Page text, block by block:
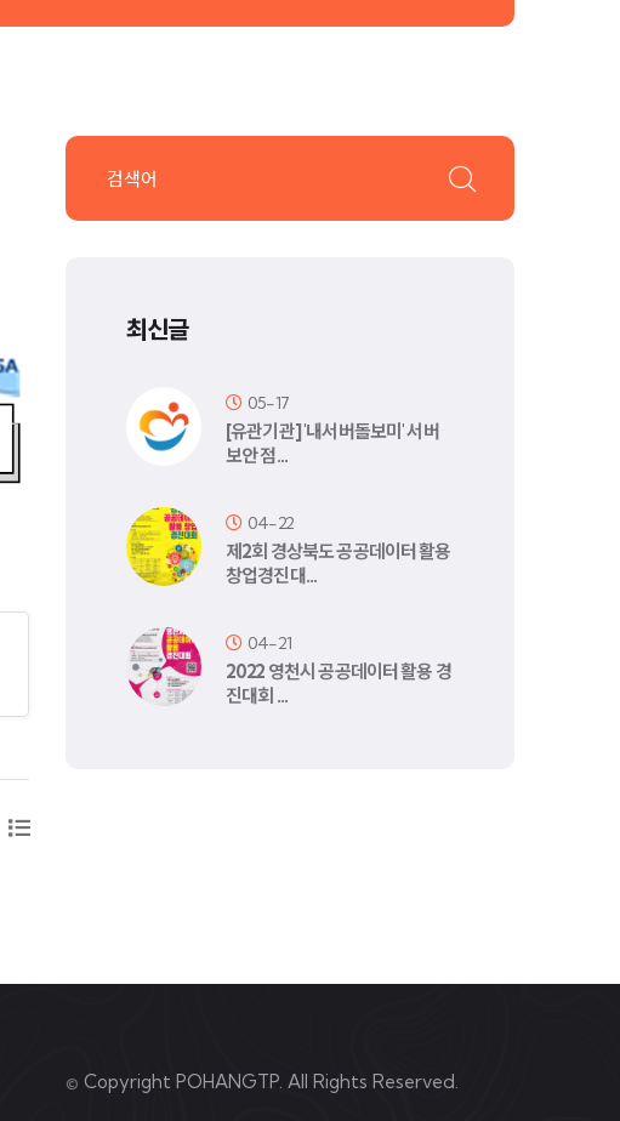
최신글
05-17
[유관기관] '내서버돌보미' 서버
보안 점…
04-22
제2회 경상북도 공공데이터 활용
창업경진대…
04-21
2022 영천시 공공데이터 활용 경
진대회 …
© Copyright POHANGTP. All Rights Reserved.